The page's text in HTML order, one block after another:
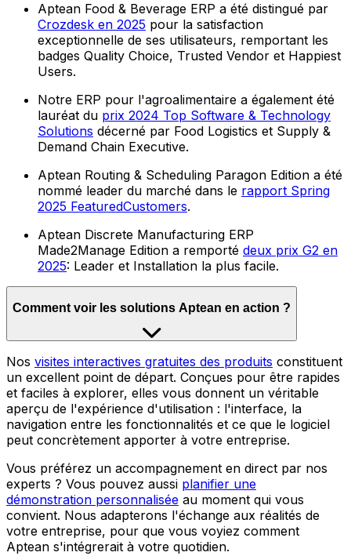
Aptean Food & Beverage ERP a été distingué par
Crozdesk en 2025 pour la satisfaction
exceptionnelle de ses utilisateurs, remportant les
badges Quality Choice, Trusted Vendor et Happiest
Users.
Notre ERP pour l'agroalimentaire a également été
lauréat du prix 2024 Top Software & Technology
Solutions décerné par Food Logistics et Supply &
Demand Chain Executive.
Aptean Routing & Scheduling Paragon Edition a été
nommé leader du marché dans le rapport Spring
2025 FeaturedCustomers.
Aptean Discrete Manufacturing ERP
Made2Manage Edition a remporté deux prix G2 en
2025: Leader et Installation la plus facile.
Comment voir les solutions Aptean en action ?
Nos visites interactives gratuites des produits constituent
un excellent point de départ. Conçues pour être rapides
et faciles à explorer, elles vous donnent un véritable
aperçu de l'expérience d'utilisation : l'interface, la
navigation entre les fonctionnalités et ce que le logiciel
peut concrètement apporter à votre entreprise.
Vous préférez un accompagnement en direct par nos
experts ? Vous pouvez aussi planifier une
démonstration personnalisée au moment qui vous
convient. Nous adapterons l'échange aux réalités de
votre entreprise, pour que vous voyiez comment
Aptean s'intégrerait à votre quotidien.